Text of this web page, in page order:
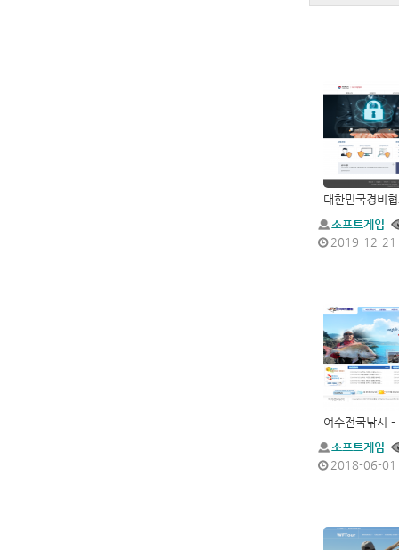
소프트게임
2019-12-21
여수전국낚시 -
소프트게임
2018-06-01